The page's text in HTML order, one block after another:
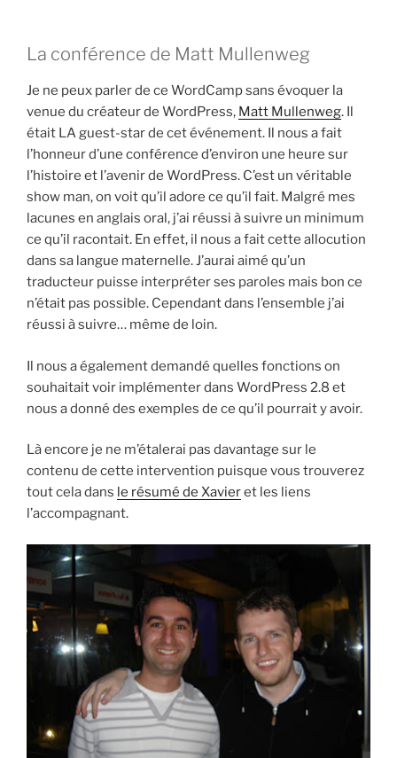
La conférence de Matt Mullenweg
Je ne peux parler de ce WordCamp sans évoquer la
venue du créateur de WordPress, Matt Mullenweg. Il
était LA guest-star de cet événement. Il nous a fait
l’honneur d’une conférence d’environ une heure sur
l’histoire et l’avenir de WordPress. C’est un véritable
show man, on voit qu’il adore ce qu’il fait. Malgré mes
lacunes en anglais oral, j’ai réussi à suivre un minimum
ce qu’il racontait. En effet, il nous a fait cette allocution
dans sa langue maternelle. J’aurai aimé qu’un
traducteur puisse interpréter ses paroles mais bon ce
n’était pas possible. Cependant dans l’ensemble j’ai
réussi à suivre… même de loin.
Il nous a également demandé quelles fonctions on
souhaitait voir implémenter dans WordPress 2.8 et
nous a donné des exemples de ce qu’il pourrait y avoir.
Là encore je ne m’étalerai pas davantage sur le
contenu de cette intervention puisque vous trouverez
tout cela dans le résumé de Xavieret les liens
l’accompagnant.